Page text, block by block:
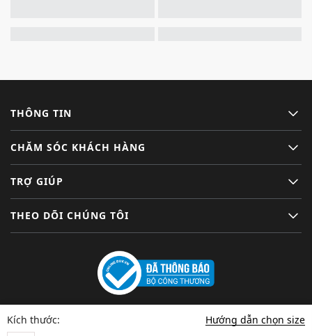
Kích thước: Hướng dẫn chọn size
THÔNG TIN
CHĂM SÓC KHÁCH HÀNG
TRỢ GIÚP
THEO DÕI CHÚNG TÔI